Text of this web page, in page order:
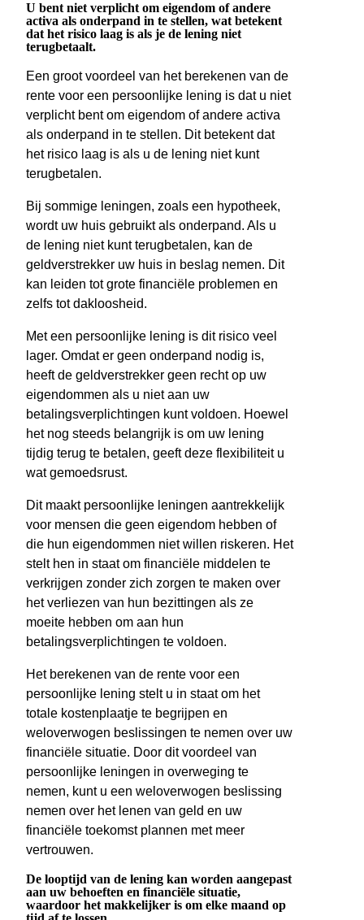
U bent niet verplicht om eigendom of andere
activa als onderpand in te stellen, wat betekent
dat het risico laag is als je de lening niet
terugbetaalt.
Een groot voordeel van het berekenen van de
rente voor een persoonlijke lening is dat u niet
verplicht bent om eigendom of andere activa
als onderpand in te stellen. Dit betekent dat
het risico laag is als u de lening niet kunt
terugbetalen.
Bij sommige leningen, zoals een hypotheek,
wordt uw huis gebruikt als onderpand. Als u
de lening niet kunt terugbetalen, kan de
geldverstrekker uw huis in beslag nemen. Dit
kan leiden tot grote financiële problemen en
zelfs tot dakloosheid.
Met een persoonlijke lening is dit risico veel
lager. Omdat er geen onderpand nodig is,
heeft de geldverstrekker geen recht op uw
eigendommen als u niet aan uw
betalingsverplichtingen kunt voldoen. Hoewel
het nog steeds belangrijk is om uw lening
tijdig terug te betalen, geeft deze flexibiliteit u
wat gemoedsrust.
Dit maakt persoonlijke leningen aantrekkelijk
voor mensen die geen eigendom hebben of
die hun eigendommen niet willen riskeren. Het
stelt hen in staat om financiële middelen te
verkrijgen zonder zich zorgen te maken over
het verliezen van hun bezittingen als ze
moeite hebben om aan hun
betalingsverplichtingen te voldoen.
Het berekenen van de rente voor een
persoonlijke lening stelt u in staat om het
totale kostenplaatje te begrijpen en
weloverwogen beslissingen te nemen over uw
financiële situatie. Door dit voordeel van
persoonlijke leningen in overweging te
nemen, kunt u een weloverwogen beslissing
nemen over het lenen van geld en uw
financiële toekomst plannen met meer
vertrouwen.
De looptijd van de lening kan worden aangepast
aan uw behoeften en financiële situatie,
waardoor het makkelijker is om elke maand op